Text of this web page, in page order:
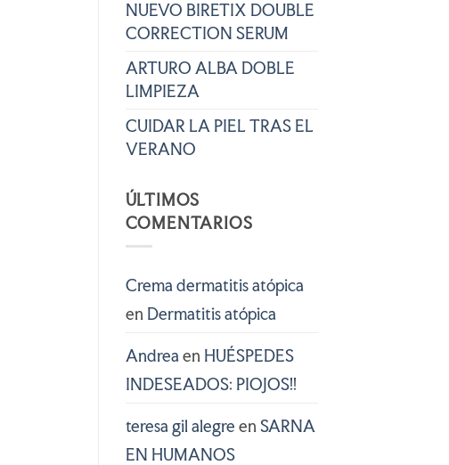
NUEVO BIRETIX DOUBLE
CORRECTION SERUM
ARTURO ALBA DOBLE
LIMPIEZA
CUIDAR LA PIEL TRAS EL
VERANO
ÚLTIMOS
COMENTARIOS
Crema dermatitis atópica
en Dermatitis atópica
Andrea en HUÉSPEDES
INDESEADOS: PIOJOS!!
teresa gil alegre en SARNA
EN HUMANOS